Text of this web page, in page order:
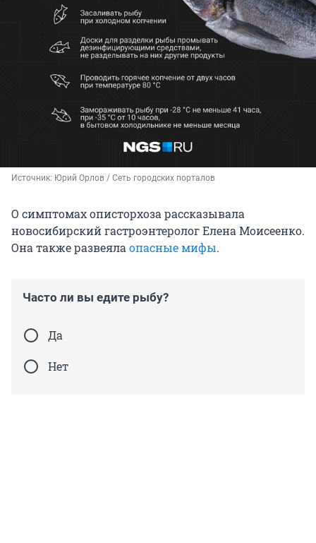
Источник: Юрий Орлов / Сеть городских порталов
О симптомах описторхоза рассказывала
новосибирский гастроэнтеролог Елена Моисеенко.
Она также развеяла опасные мифы.
Часто ли вы едите рыбу?
Да
Нет